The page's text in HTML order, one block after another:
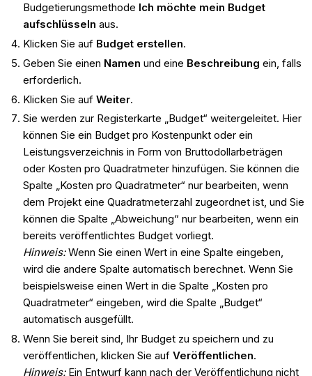
Budgetierungsmethode Ich möchte mein Budget
aufschlüsseln aus.
Klicken Sie auf Budget erstellen.
Geben Sie einen Namen und eine Beschreibung ein, falls
erforderlich.
Klicken Sie auf Weiter.
Sie werden zur Registerkarte „Budget“ weitergeleitet. Hier
können Sie ein Budget pro Kostenpunkt oder ein
Leistungsverzeichnis in Form von Bruttodollarbeträgen
oder Kosten pro Quadratmeter hinzufügen. Sie können die
Spalte „Kosten pro Quadratmeter“ nur bearbeiten, wenn
dem Projekt eine Quadratmeterzahl zugeordnet ist, und Sie
können die Spalte „Abweichung“ nur bearbeiten, wenn ein
bereits veröffentlichtes Budget vorliegt.
Hinweis:Wenn Sie einen Wert in eine Spalte eingeben,
wird die andere Spalte automatisch berechnet. Wenn Sie
beispielsweise einen Wert in die Spalte „Kosten pro
Quadratmeter“ eingeben, wird die Spalte „Budget“
automatisch ausgefüllt.
Wenn Sie bereit sind, Ihr Budget zu speichern und zu
veröffentlichen, klicken Sie auf Veröffentlichen.
Hinweis:Ein Entwurf kann nach der Veröffentlichung nicht